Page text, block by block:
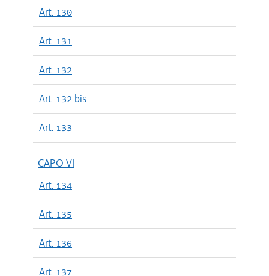
Art. 130
Art. 131
Art. 132
Art. 132 bis
Art. 133
CAPO VI
Art. 134
Art. 135
Art. 136
Art. 137